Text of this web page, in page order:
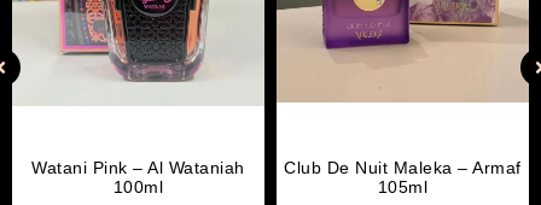
Watani Pink – Al Wataniah
100ml
Club De Nuit Maleka – Armaf
105ml